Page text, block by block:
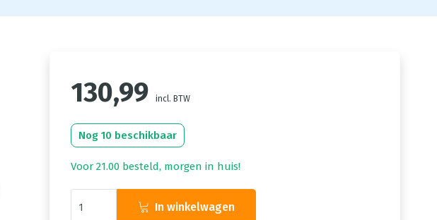
130,99 incl. BTW
Nog 10 beschikbaar
Voor 21.00 besteld, morgen in huis!
In winkelwagen